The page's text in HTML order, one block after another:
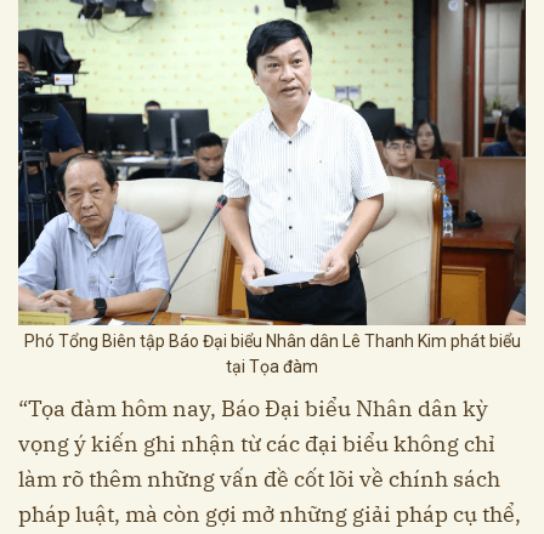
Phó Tổng Biên tập Báo Đại biểu Nhân dân Lê Thanh Kim phát biểu
tại Tọa đàm
“Tọa đàm hôm nay, Báo Đại biểu Nhân dân kỳ
vọng ý kiến ghi nhận từ các đại biểu không chỉ
làm rõ thêm những vấn đề cốt lõi về chính sách
pháp luật, mà còn gợi mở những giải pháp cụ thể,